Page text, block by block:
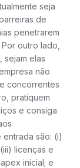
seja
de
penetrarem
outro lado,
sejam elas
não
concorrentes
pratiquem
e consiga
são: (i)
licenças e
inicial; e